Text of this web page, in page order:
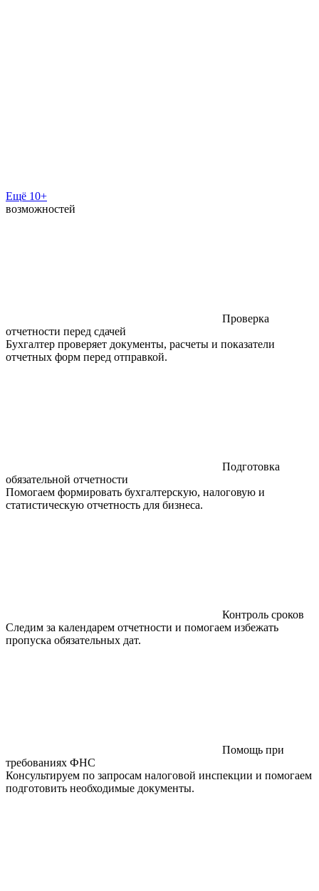
Ещё 10+
возможностей
Проверка
отчетности перед сдачей
Бухгалтер проверяет документы, расчеты и показатели
отчетных форм перед отправкой.
Подготовка
обязательной отчетности
Помогаем формировать бухгалтерскую, налоговую и
статистическую отчетность для бизнеса.
Контроль сроков
Следим за календарем отчетности и помогаем избежать
пропуска обязательных дат.
Помощь при
требованиях ФНС
Консультируем по запросам налоговой инспекции и помогаем
подготовить необходимые документы.